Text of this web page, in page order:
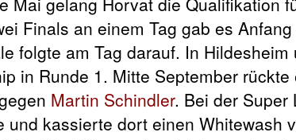
Finals an einem Tag gab es
folgte am Tag darauf. In
in Runde 1. Mitte September
Martin Schindler. Bei der Super
kassierte dort einen Whitewash